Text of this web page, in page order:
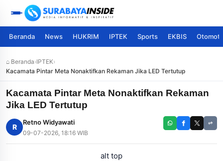
Beranda News HUKRIM IPTEK Sports EKBIS
⌂ Beranda›IPTEK›
Kacamata Pintar Meta Nonaktifkan Rekaman Jika LED Tertutup
Kacamata Pintar Meta Nonaktifkan Rekaman
Jika LED Tertutup
R
Retno Widyawati
09-07-2026, 18:16 WIB
alt top